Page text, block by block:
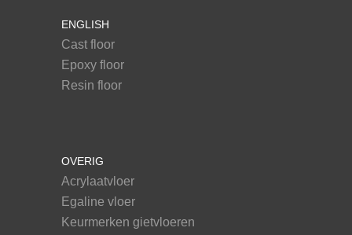
ENGLISH
Cast floor
Epoxy floor
Resin floor
OVERIG
Acrylaatvloer
Egaline vloer
Keurmerken gietvloeren